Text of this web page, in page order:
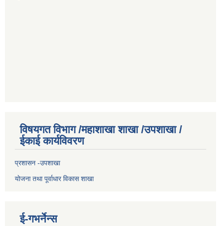
विषयगत विभाग /महाशाखा शाखा /उपशाखा /
ईकाई कार्यविवरण
प्रशासन -उपशाखा
योजना तथा पूर्वाधार विकास शाखा
ई-गभर्नेन्स